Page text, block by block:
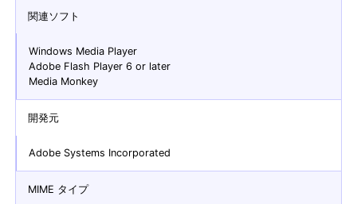
関連ソフト
Windows Media Player
Adobe Flash Player 6 or later
Media Monkey
開発元
Adobe Systems Incorporated
MIME タイプ